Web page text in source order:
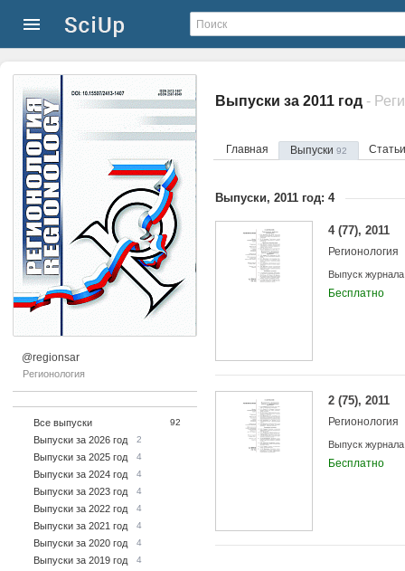
@regionsar
Регионология
Все выпуски 92
Выпуски за 2026 год 2
Выпуски за 2025 год 4
Выпуски за 2024 год 4
Выпуски за 2023 год 4
Выпуски за 2022 год 4
Выпуски за 2021 год 4
Выпуски за 2020 год 4
Выпуски за 2019 год 4
Выпуски за 2011 год -
Главная Выпуски 92
Выпуски, 2011 год: 4
4 (77), 2011
Регионология
Выпуск журнала
Бесплатно
2 (75), 2011
Регионология
Выпуск журнала
Бесплатно